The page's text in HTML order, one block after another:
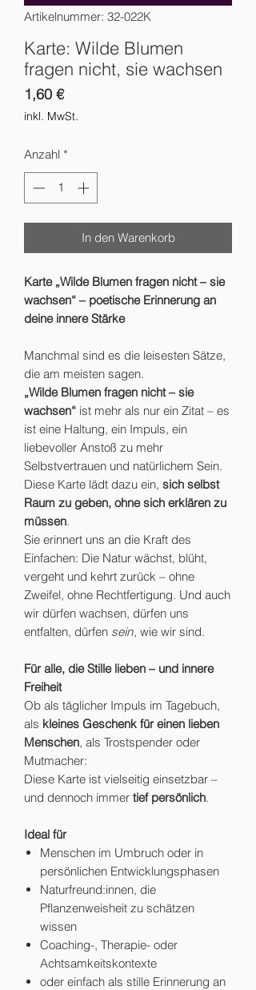
Artikelnummer: 32-022K
Karte: Wilde Blumen
fragen nicht, sie wachsen
1,60 €Preis
inkl. MwSt.
Anzahl *
In den Warenkorb
Karte „Wilde Blumen fragen nicht – sie
wachsen“ – poetische Erinnerung an
deine innere Stärke
Manchmal sind es die leisesten Sätze,
die am meisten sagen.
„Wilde Blumen fragen nicht – sie
wachsen“ ist mehr als nur ein Zitat – es
ist eine Haltung, ein Impuls, ein
liebevoller Anstoß zu mehr
Selbstvertrauen und natürlichem Sein.
Diese Karte lädt dazu ein, sich selbst
Raum zu geben, ohne sich erklären zu
müssen.
Sie erinnert uns an die Kraft des
Einfachen: Die Natur wächst, blüht,
vergeht und kehrt zurück – ohne
Zweifel, ohne Rechtfertigung. Und auch
wir dürfen wachsen, dürfen uns
entfalten, dürfen sein, wie wir sind.
Für alle, die Stille lieben – und innere
Freiheit
Ob als täglicher Impuls im Tagebuch,
als kleines Geschenk für einen lieben
Menschen, als Trostspender oder
Mutmacher:
Diese Karte ist vielseitig einsetzbar –
und dennoch immer tief persönlich.
Ideal für
Menschen im Umbruch oder in
persönlichen Entwicklungsphasen
Naturfreund:innen, die
Pflanzenweisheit zu schätzen
wissen
Coaching-, Therapie- oder
Achtsamkeitskontexte
oder einfach als stille Erinnerung an